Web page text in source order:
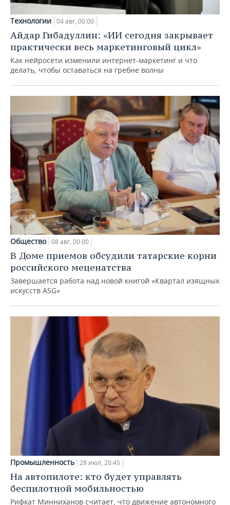
Технологии 04 авг, 00:00
Айдар Гибадуллин: «ИИ сегодня закрывает
практически весь маркетинговый цикл»
Как нейросети изменили интернет-маркетинг и что
делать, чтобы оставаться на гребне волны
Общество 08 авг, 00:00
В Доме приемов обсудили татарские корни
российского меценатства
Завершается работа над новой книгой «Квартал изящных
искусств ASG»
Промышленность 28 июл, 20:45
На автопилоте: кто будет управлять
беспилотной мобильностью
Рифкат Минниханов считает, что движение автономного